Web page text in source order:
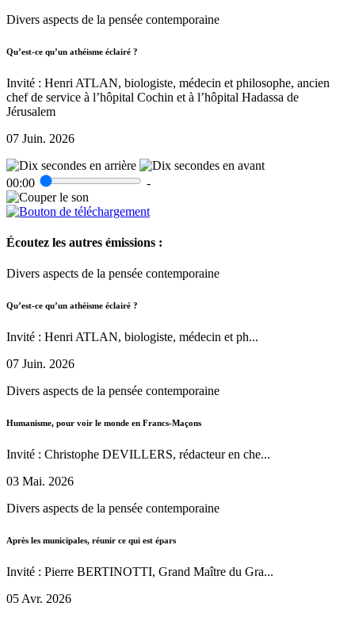
Divers aspects de la pensée contemporaine
Qu’est-ce qu’un athéisme éclairé ?
Invité : Henri ATLAN, biologiste, médecin et philosophe, ancien
chef de service à l’hôpital Cochin et à l’hôpital Hadassa de
Jérusalem
07 Juin. 2026
00:00 -
Écoutez les autres émissions :
Divers aspects de la pensée contemporaine
Qu’est-ce qu’un athéisme éclairé ?
Invité : Henri ATLAN, biologiste, médecin et ph...
07 Juin. 2026
Divers aspects de la pensée contemporaine
Humanisme, pour voir le monde en Francs-Maçons
Invité : Christophe DEVILLERS, rédacteur en che...
03 Mai. 2026
Divers aspects de la pensée contemporaine
Après les municipales, réunir ce qui est épars
Invité : Pierre BERTINOTTI, Grand Maître du Gra...
05 Avr. 2026